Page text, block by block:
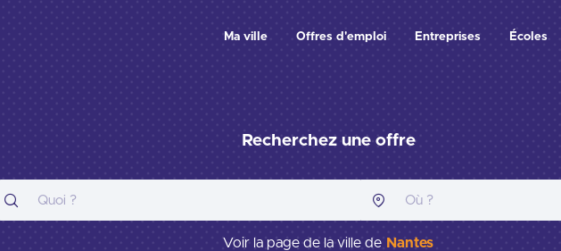
Ma ville Offres d'emploi Entreprises Écoles
Recherchez une offre
Voir la page de la ville de Nantes